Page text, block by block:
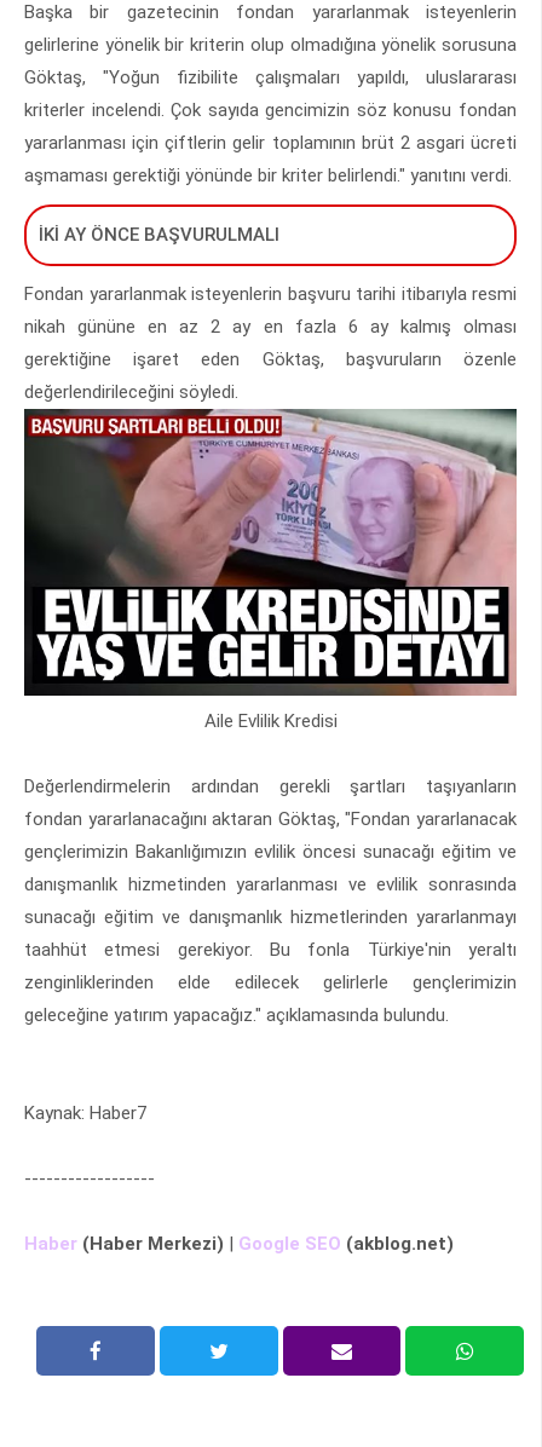
Başka bir gazetecinin fondan yararlanmak isteyenlerin
gelirlerine yönelik bir kriterin olup olmadığına yönelik sorusuna
Göktaş, "Yoğun fizibilite çalışmaları yapıldı, uluslararası
kriterler incelendi. Çok sayıda gencimizin söz konusu fondan
yararlanması için çiftlerin gelir toplamının brüt 2 asgari ücreti
aşmaması gerektiği yönünde bir kriter belirlendi." yanıtını verdi.
İKİ AY ÖNCE BAŞVURULMALI
Fondan yararlanmak isteyenlerin başvuru tarihi itibarıyla resmi
nikah gününe en az 2 ay en fazla 6 ay kalmış olması
gerektiğine işaret eden Göktaş, başvuruların özenle
değerlendirileceğini söyledi.
Aile Evlilik Kredisi
Değerlendirmelerin ardından gerekli şartları taşıyanların
fondan yararlanacağını aktaran Göktaş, "Fondan yararlanacak
gençlerimizin Bakanlığımızın evlilik öncesi sunacağı eğitim ve
danışmanlık hizmetinden yararlanması ve evlilik sonrasında
sunacağı eğitim ve danışmanlık hizmetlerinden yararlanmayı
taahhüt etmesi gerekiyor. Bu fonla Türkiye'nin yeraltı
zenginliklerinden elde edilecek gelirlerle gençlerimizin
geleceğine yatırım yapacağız." açıklamasında bulundu.
Kaynak: Haber7
------------------
Haber (Haber Merkezi) | Google SEO (akblog.net)